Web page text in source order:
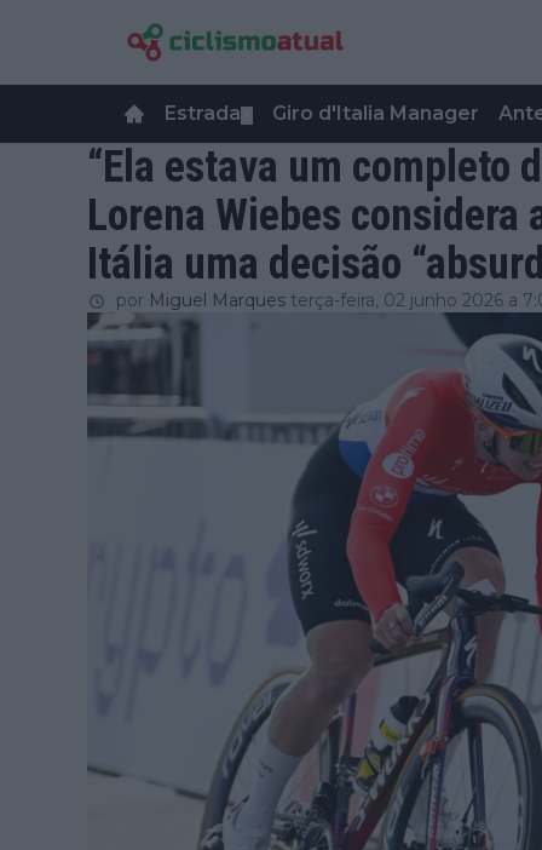
Estrada Giro d'Italia Manager
“Ela estava um completo
Lorena Wiebes considera
Itália uma decisão
por Miguel Marques terça-feira, 02 junho 2026 a